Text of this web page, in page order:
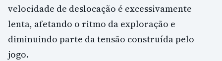
velocidade de deslocação é excessivamente
lenta, afetando o ritmo da exploração e
diminuindo parte da tensão construída pelo
jogo.